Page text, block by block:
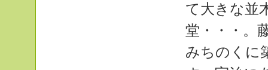
て大きな並
堂・・・。
みちのくに